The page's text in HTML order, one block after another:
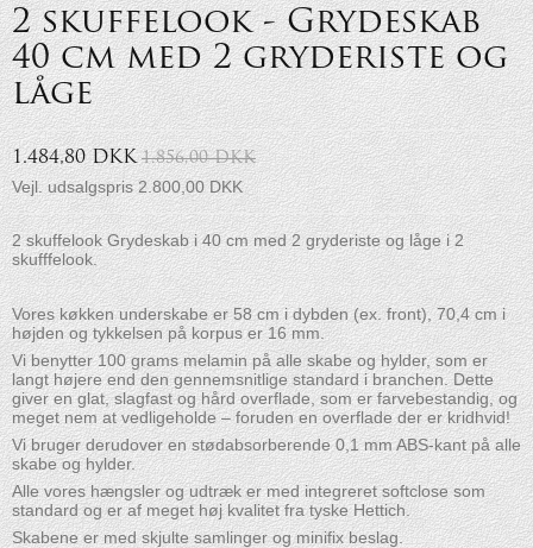
2 skuffelook - Grydeskab
40 cm med 2 gryderiste og
låge
1.484,80 DKK 1.856,00 DKK
Vejl. udsalgspris 2.800,00 DKK
2 skuffelook Grydeskab i 40 cm med 2 gryderiste og låge i 2
skufffelook.
Vores køkken underskabe er 58 cm i dybden (ex. front), 70,4 cm i
højden og tykkelsen på korpus er 16 mm.
Vi benytter 100 grams melamin på alle skabe og hylder, som er
langt højere end den gennemsnitlige standard i branchen. Dette
giver en glat, slagfast og hård overflade, som er farvebestandig, og
meget nem at vedligeholde – foruden en overflade der er kridhvid!
Vi bruger derudover en stødabsorberende 0,1 mm ABS-kant på alle
skabe og hylder.
Alle vores hængsler og udtræk er med integreret softclose som
standard og er af meget høj kvalitet fra tyske Hettich.
Skabene er med skjulte samlinger og minifix beslag.